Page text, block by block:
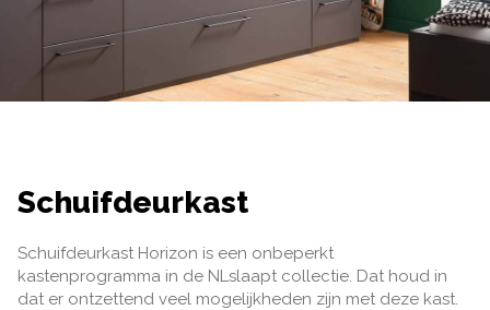
Schuifdeurkast
Schuifdeurkast Horizon is een onbeperkt
kastenprogramma in de NLslaapt collectie. Dat houd in
dat er ontzettend veel mogelijkheden zijn met deze kast.